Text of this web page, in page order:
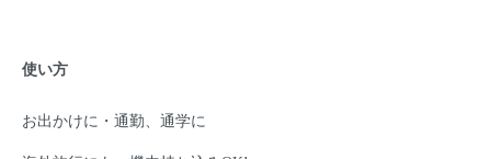
使い方
お出かけに・通勤、通学に